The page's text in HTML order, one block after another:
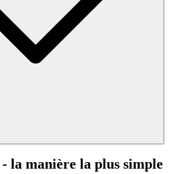
la manière la plus simple